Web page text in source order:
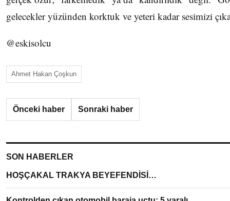
gelecekler yüzünden korktuk ve yeteri kadar sesimizi
@eskisolcu
Ahmet Hakan Çoşkun
Önceki haber Sonraki haber
SON HABERLER
HOŞÇAKAL TRAKYA BEYEFENDİSİ…